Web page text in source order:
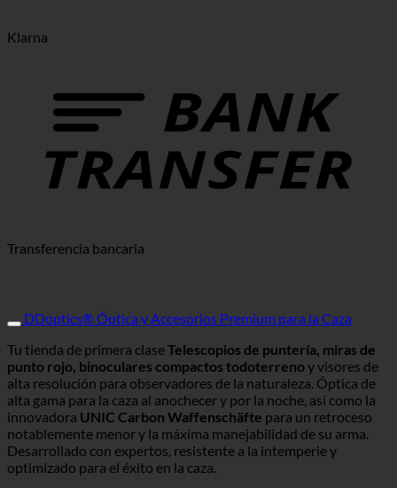
Klarna
Transferencia bancaria
DDoptics® Óptica y Accesorios Premium para la Caza
Tu tienda de primera claseTelescopios de puntería, miras de
punto rojo, binoculares compactos todoterrenoy visores de
alta resolución para observadores de la naturaleza. Óptica de
alta gama para la caza al anochecer y por la noche, así como la
innovadora UNIC Carbon Waffenschäfte para un retroceso
notablemente menor y la máxima manejabilidad de su arma.
Desarrollado con expertos, resistente a la intemperie y
optimizado para el éxito en la caza.